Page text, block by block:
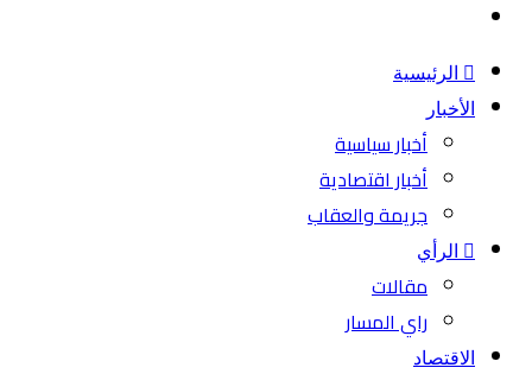
الرئيسية
الأخبار
أخبار سياسية
أخبار اقتصادية
جريمة والعقاب
الرأي
مقالات
راي المسار
الاقتصاد